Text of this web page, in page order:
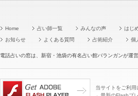
Home 占い師一覧 みんなの声
はじ
お知らせ
よくある質問 占術紹介 個
電話占いの窓は、新宿・池袋の有名占い館バランガンが運
当サイトをご利用